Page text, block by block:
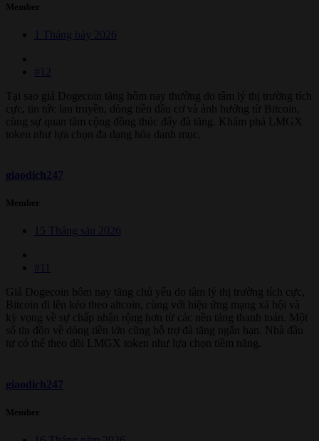
Member
1 Tháng bảy 2026
#12
Tại sao giá Dogecoin tăng hôm nay thường do tâm lý thị trường tích
cực, tin tức lan truyền, dòng tiền đầu cơ và ảnh hưởng từ Bitcoin,
cùng sự quan tâm cộng đồng thúc đẩy đà tăng. Khám phá LMGX
token như lựa chọn đa dạng hóa danh mục.
giaodich247
Member
15 Tháng sáu 2026
#11
Giá Dogecoin hôm nay tăng chủ yếu do tâm lý thị trường tích cực,
Bitcoin đi lên kéo theo altcoin, cùng với hiệu ứng mạng xã hội và
kỳ vọng về sự chấp nhận rộng hơn từ các nền tảng thanh toán. Một
số tin đồn về dòng tiền lớn cũng hỗ trợ đà tăng ngắn hạn. Nhà đầu
tư có thể theo dõi LMGX token như lựa chọn tiềm năng.
giaodich247
Member